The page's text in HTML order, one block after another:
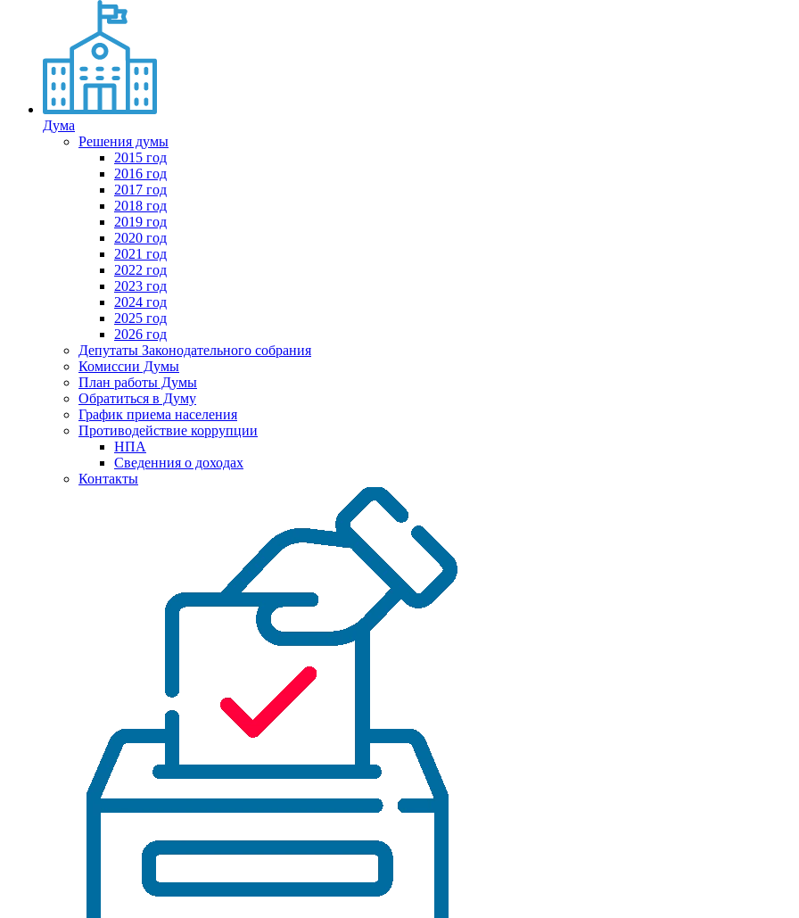
Дума
Решения думы
2015 год
2016 год
2017 год
2018 год
2019 год
2020 год
2021 год
2022 год
2023 год
2024 год
2025 год
2026 год
Депутаты Законодательного собрания
Комиссии Думы
План работы Думы
Обратиться в Думу
График приема населения
Противодействие коррупции
НПА
Сведенния о доходах
Контакты